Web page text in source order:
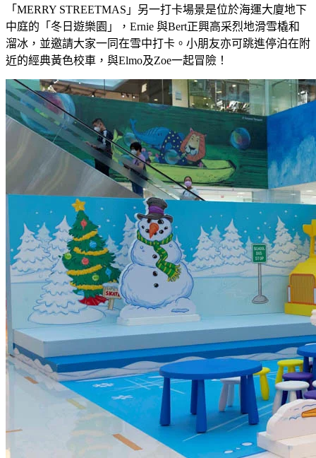
「 MERRY STREETMAS 」另一打卡場景是位於海運大廈地下
中庭的「冬日遊樂園」
， Ernie 與Bert正興高采烈地滑雪橇和
溜冰，並邀請大家一同在雪中打卡。小朋友亦可跳進停泊在附
近的經典黃色校車，與Elmo及Zoe一起冒險！